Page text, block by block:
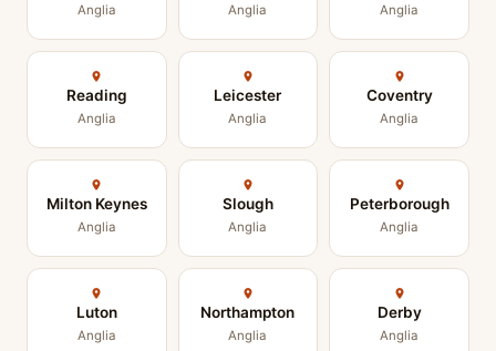
Anglia Anglia Anglia
Reading
Anglia
Leicester
Anglia
Coventry
Anglia
Milton Keynes
Anglia
Slough
Anglia
Peterborough
Anglia
Luton
Anglia
Northampton
Anglia
Derby
Anglia